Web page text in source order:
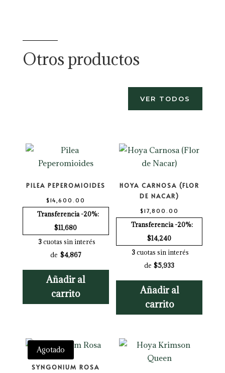
Otros productos
VER TODOS
PILEA PEPEROMIOIDES
$ 14,600.00
Transferencia -20%:
$11,680
3cuotas sin interés
de $4,867
Añadir al
carrito
HOYA CARNOSA (FLOR
DE NACAR)
$ 17,800.00
Transferencia -20%:
$14,240
3cuotas sin interés
de $5,933
Añadir al
carrito
SYNGONIUM ROSA
Agotado